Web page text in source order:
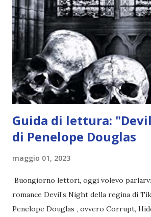
per avvertili che Mikael non è più
credono e che potrebbe aver ucciso
Rafael. A quelle parole, Haniel seguito
nell'appartamento, senza risultati. Infine
chiesetta. Lì trovano Rafael alle prese
ma questa volta ...
Guida di lettura:
di Penelope Douglas
maggio 01, 2023
Buongiorno lettori, oggi volevo
romance Devil’s Night della regina di
Penelope Douglas , ovvero Corrupt,